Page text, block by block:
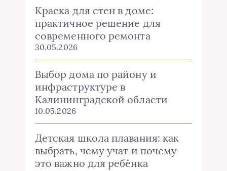
Краска для стен в доме:
практичное решение для
современного ремонта
30.05.2026
Выбор дома по району и
инфраструктуре в
Калининградской области
10.05.2026
Детская школа плавания: как
выбрать, чему учат и почему
это важно для ребёнка